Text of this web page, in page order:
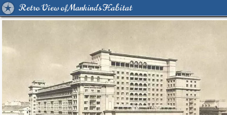
Retro View of Mankind's Habitat